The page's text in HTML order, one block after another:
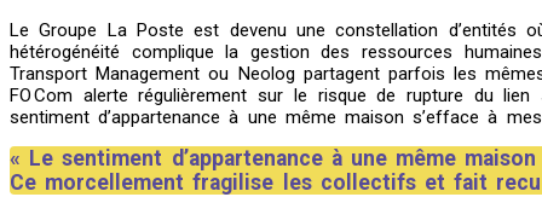
Le Groupe La Poste est devenu une constellation d’entités
hétérogénéité complique la gestion des ressources
Transport Management ou Neolog partagent parfois les
FO Com alerte régulièrement sur le risque de rupture du
sentiment d’appartenance à une même maison s’efface à
« Le sentiment d’appartenance à une même
Ce morcellement fragilise les collectifs et fait